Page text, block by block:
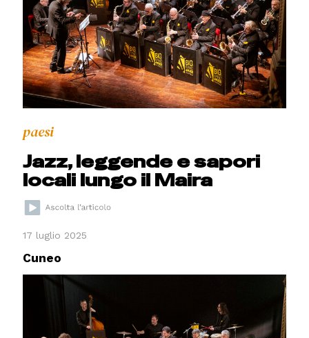
paesi
Jazz, leggende e sapori
locali lungo il Maira
17 luglio 2025
Cuneo